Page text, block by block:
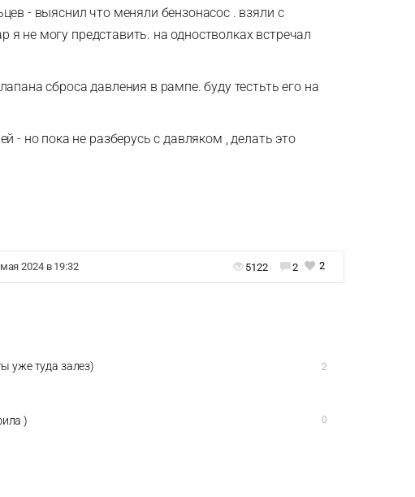
- выяснил что меняли бензонасос . взяли с
я не могу представить. на одностволках встречал
сброса давления в рампе. буду тестьть его на
- но пока не разберусь с давляком , делать это
2024 в 19:32 5122 2 2
уже туда залез) 2
) 0